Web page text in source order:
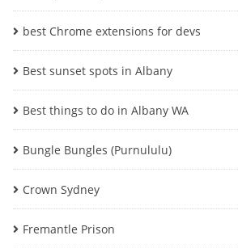
best Chrome extensions for devs
Best sunset spots in Albany
Best things to do in Albany WA
Bungle Bungles (Purnululu)
Crown Sydney
Fremantle Prison